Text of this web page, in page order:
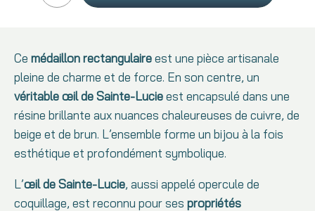
Ce médaillon rectangulaireest une pièce artisanale
pleine de charme et de force. En son centre, un
véritable œil de Sainte-Lucieest encapsulé dans une
résine brillante aux nuances chaleureuses de cuivre, de
beige et de brun. L’ensemble forme un bijou à la fois
esthétique et profondément symbolique.
L’œil de Sainte-Lucie, aussi appelé opercule de
coquillage, est reconnu pour ses propriétés